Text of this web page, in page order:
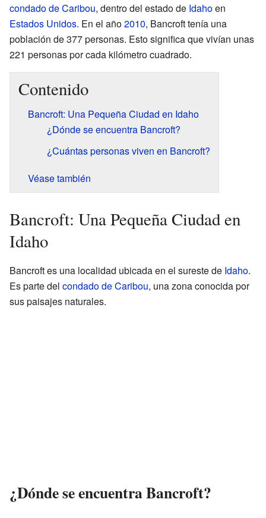
condado de Caribou, dentro del estado de Idahoen
Estados Unidos. En el año2010, Bancroft tenía una
población de 377 personas. Esto significa que vivían unas
221 personas por cada kilómetro cuadrado.
Contenido
Bancroft: Una Pequeña Ciudad en Idaho
¿Dónde se encuentra Bancroft?
¿Cuántas personas viven en Bancroft?
Véase también
Bancroft: Una Pequeña Ciudad en
Idaho
Bancroft es una localidad ubicada en el sureste de Idaho.
Es parte del condado de Caribou, una zona conocida por
sus paisajes naturales.
¿Dónde se encuentra Bancroft?